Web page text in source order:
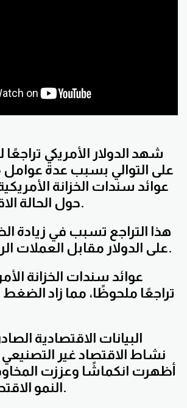
شهد الدولار الأمريكي
على التوالي بسبب عدة
عوائد سندات الخزانة
حول الحالة الاقتصادية للبلاد.
هذا التراجع تسبب في زيادة
على الدولار مقابل العملات الرئيسية الأخرى.
عوائد سندات الخزانة
تراجعًا ملحوظًا، مما زاد
البيانات الاقتصادية
نشاط الاقتصاد غير التصنيعي
أظهرت انكماشًا وعززت
النمو الاقتصادي الأمريكي.